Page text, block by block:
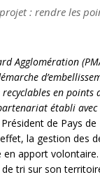
: rendre les
Agglomération
recyclables en points
établi avec
de Pays
la gestion des
en apport
tri sur son